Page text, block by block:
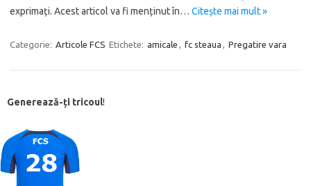
exprimați. Acest articol va fi menținut în… Citește mai mult »
Categorie: Articole FCS Etichete: amicale , fc steaua , Pregatire vara
Generează-ți tricoul!